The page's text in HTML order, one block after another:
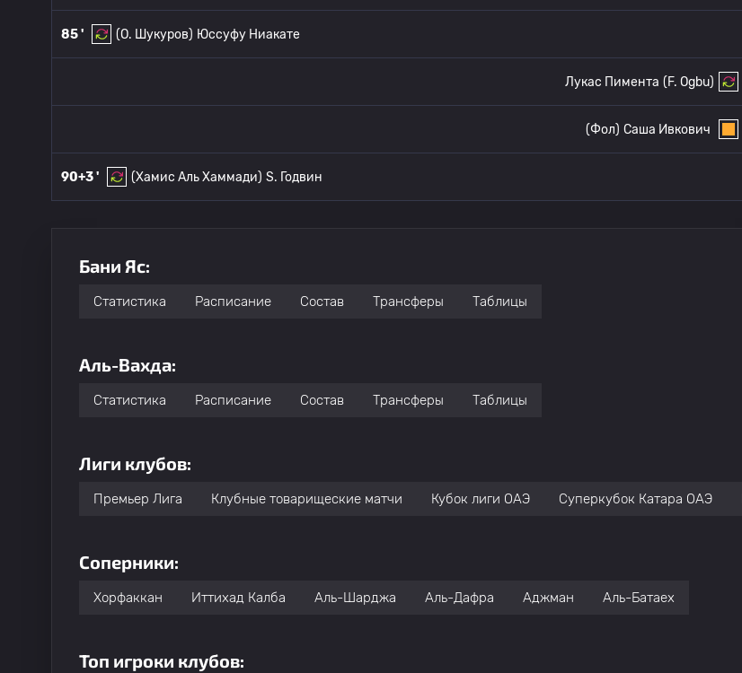
85 ' (О. Шукуров) Юссуфу Ниакате
(F. Ogbu)
Лукас Пимента
Саша Ивкович
(Фол)
90+3 ' (Хамис Аль Хаммади) S. Годвин
Бани Яс:
Статистика Расписание Состав Трансферы Таблицы
Аль-Вахда:
Статистика Расписание Состав Трансферы Таблицы
Лиги клубов:
Премьер Лига Клубные товарищеские матчи Кубок лиги ОАЭ Суперкубок Катара ОАЭ
Соперники:
Хорфаккан Иттихад Калба Аль-Шарджа Аль-Дафра Аджман Аль-Батаех
Топ игроки клубов: